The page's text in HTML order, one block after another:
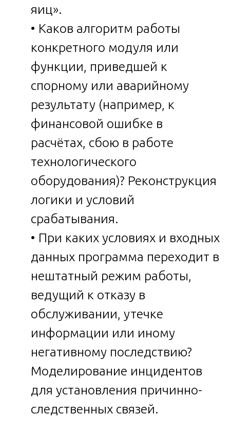
яиц».
• Каков алгоритм работы
конкретного модуля или
функции, приведшей к
спорному или аварийному
результату (например, к
финансовой ошибке в
расчётах, сбою в работе
технологического
оборудования)? Реконструкция
логики и условий
срабатывания.
• При каких условиях и входных
данных программа переходит в
нештатный режим работы,
ведущий к отказу в
обслуживании, утечке
информации или иному
негативному последствию?
Моделирование инцидентов
для установления причинно-
следственных связей.